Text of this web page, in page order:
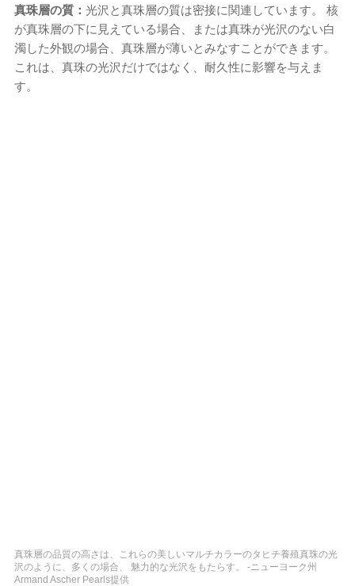
真珠層の質： 光沢と真珠層の質は密接に関連しています。 核
が真珠層の下に見えている場合、または真珠が光沢のない白
濁した外観の場合、真珠層が薄いとみなすことができます。
これは、真珠の光沢だけではなく、耐久性に影響を与えま
す。
真珠層の品質の高さは、これらの美しいマルチカラーのタヒチ養殖真珠の光
沢のように、多くの場合、 魅力的な光沢をもたらす。 -ニューヨーク州
Armand Ascher Pearls提供